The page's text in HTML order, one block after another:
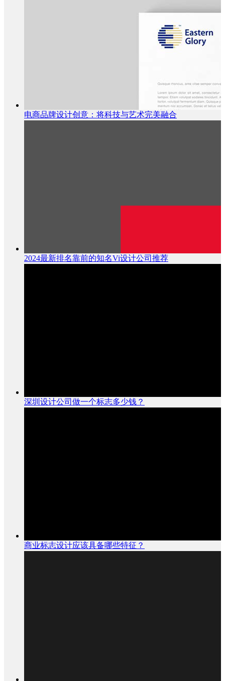
电商品牌设计创意：将科技与艺术完美融合
2024最新排名靠前的知名Vi设计公司推荐
深圳设计公司做一个标志多少钱？
商业标志设计应该具备哪些特征？